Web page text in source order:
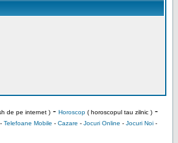
de pe internet )- Horoscop( horoscopul tau zilnic )-
- Telefoane Mobile - Cazare - Jocuri Online - Jocuri Noi-